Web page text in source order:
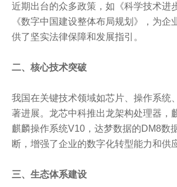
近期出台的众多政策，如《科学技术进
《数字中国建设整体布局规划》，为企
供了坚实法律保障和发展指引。
二、核心技术突破
我国在关键技术领域如芯片、操作系统
著进展。龙芯中科推出龙架构处理器，
麒麟操作系统V10，达梦数据的DM8数
断，增强了企业的数字化转型能力和供
三、生态体系建设